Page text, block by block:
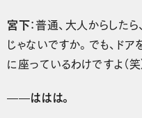
宮下：普通、大人からした
じゃないですか。でも、ド
に座っているわけですよ（笑
——ははは。